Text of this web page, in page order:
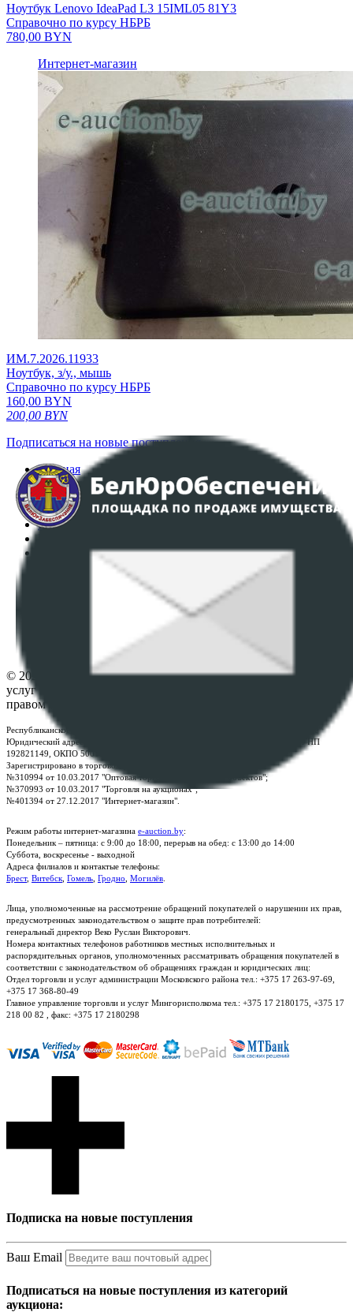
Ноутбук Lenovo IdeaPad L3 15IML05 81Y3
Справочно по курсу НБРБ
780,00 BYN
Интернет-магазин
ИМ.7.2026.11933
Ноутбук, з/у., мышь
Справочно по курсу НБРБ
160,00 BYN
200,00 BYN
Подписаться на новые поступления
Главная
Аукционы
Интернет-магазин
Регламент организации и проведения торгов
Политика в отношении обработки персональных
ПОЛОЖЕНИЕ О ПОЛИТИКЕ ОБРАБОТКИ COOKIE-
Настройки cookie-файлов
© 2026 Республиканское унитарное предприятие по оказанию
услуг "БелЮрОбеспечение" - Все права защищены авторским
правом
Республиканское унитарное предприятие по оказанию услуг "БелЮрОбеспечение"
Юридический адрес: г. Минск, пр-т. Дзержинского, 1Б, e-mail:
, УНП
192821149, ОКПО 500111895000
Зарегистрировано в торговом реестре Республики Беларусь:
№310994 от 10.03.2017 "Оптовая торговля без торговых объектов";
№370993 от 10.03.2017 "Торговля на аукционах";
№401394 от 27.12.2017 "Интернет-магазин".
Режим работы интернет-магазина e-auction.by:
Понедельник – пятница: с 9:00 до 18:00, перерыв на обед: с 13:00 до 14:00
Суббота, воскресенье - выходной
Адреса филиалов и контактые телефоны:
Брест, Витебск Гомель Гродно Могилёв
Лица, уполномоченные на рассмотрение обращений покупателей о нарушении их прав,
предусмотренных законодательством о защите прав потребителей:
генеральный директор Веко Руслан Викторович.
Номера контактных телефонов работников местных исполнительных и
распорядительных органов, уполномоченных рассматривать обращения покупателей в
соответствии с законодательством об обращениях граждан и юридических лиц:
Отдел торговли и услуг администрации Московского района тел.: +375 17 263-97-69,
+375 17 368-80-49
Главное управление торговли и услуг Мингорисполкома тел.: +375 17 2180175, +375 17
218 00 82 , факс: +375 17 2180298
Подписка на новые поступления
Ваш Email
Подписаться на новые поступления из категорий
аукциона: